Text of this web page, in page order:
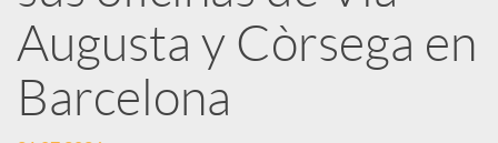
c
a
Augusta y Còrsega en
Barcelona